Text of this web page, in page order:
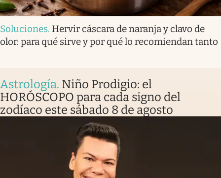
Soluciones. Hervir cáscara de naranja y clavo de
olor: para qué sirve y por qué lo recomiendan tanto
Astrología. Niño Prodigio: el
HORÓSCOPO para cada signo del
zodíaco este sábado 8 de agosto